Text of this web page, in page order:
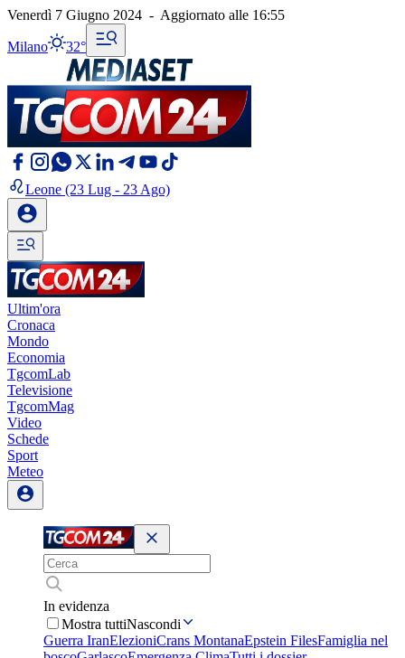
Venerdì 7 Giugno 2024 - Aggiornato alle 16:55
Milano 32°
Leone (23 Lug - 23 Ago)
Ultim'ora
Cronaca
Mondo
Economia
TgcomLab
Televisione
TgcomMag
Video
Schede
Sport
Meteo
In evidenza
Mostra tuttiNascondi
Guerra IranElezioniCrans MontanaEpstein FilesFamiglia nel